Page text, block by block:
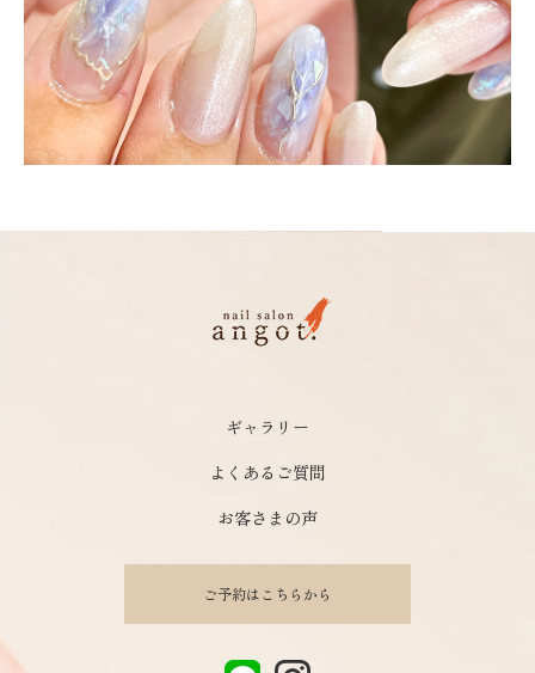
ギャラリー
よくあるご質問
お客さまの声
ご予約はこちらから